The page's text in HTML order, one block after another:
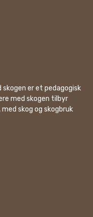
er et pedagogisk
med skogen tilbyr
skog og skogbruk